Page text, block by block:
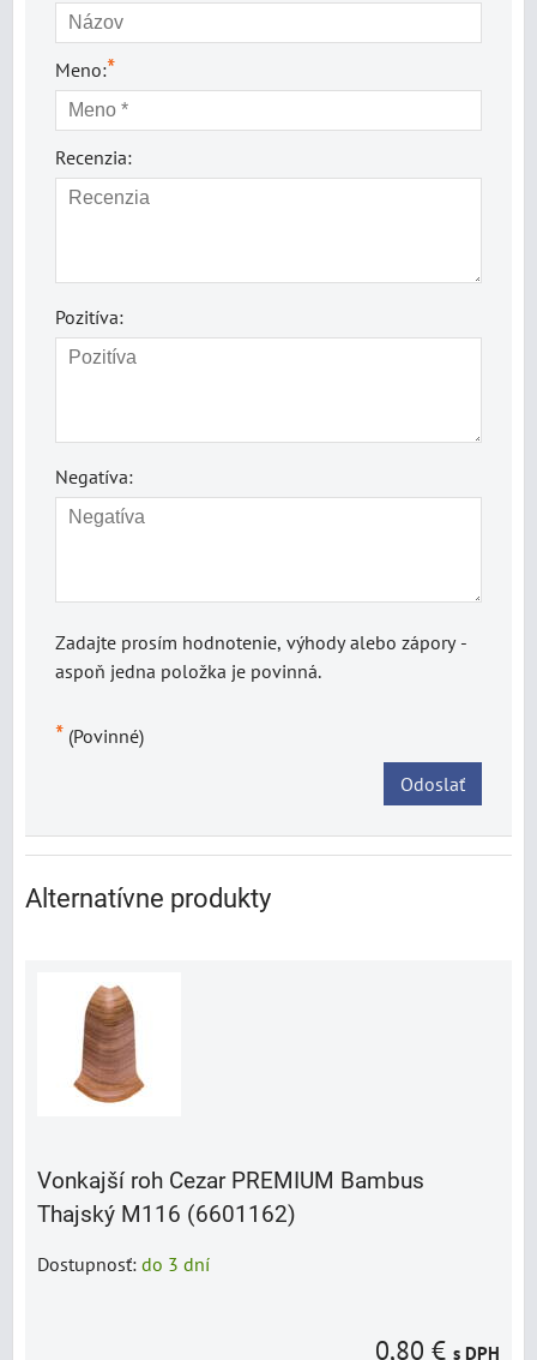
Meno:*
Recenzia:
Pozitíva:
Negatíva:
Zadajte prosím hodnotenie, výhody alebo zápory -
aspoň jedna položka je povinná.
* (Povinné)
Odoslať
Alternatívne produkty
Vonkajší roh Cezar PREMIUM Bambus
Thajský M116 (6601162)
Dostupnosť: do 3 dní
0,80 € s DPH